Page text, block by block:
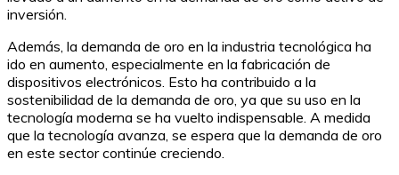
inversión.
Además, la demanda de oro en la industria tecnológica ha
ido en aumento, especialmente en la fabricación de
dispositivos electrónicos. Esto ha contribuido a la
sostenibilidad de la demanda de oro, ya que su uso en la
tecnología moderna se ha vuelto indispensable. A medida
que la tecnología avanza, se espera que la demanda de oro
en este sector continúe creciendo.